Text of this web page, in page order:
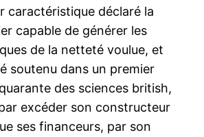
caractéristique déclaré la
capable de générer les
de la netteté voulue, et
soutenu dans un premier
des sciences british,
excéder son constructeur
ses financeurs, par son